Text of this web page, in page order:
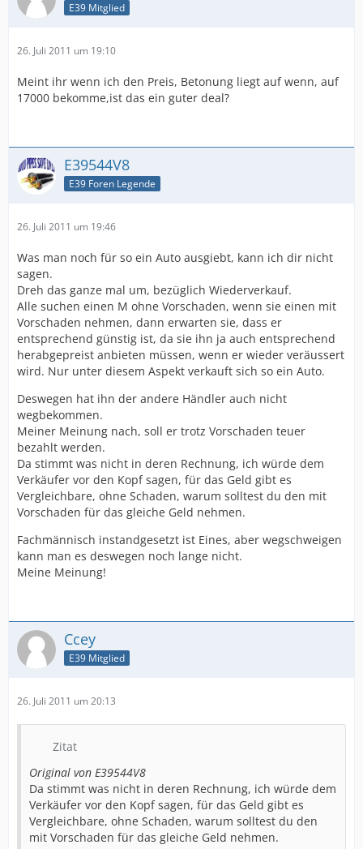
E39 Mitglied
26. Juli 2011 um 19:10
Meint ihr wenn ich den Preis, Betonung liegt auf wenn, auf
17000 bekomme,ist das ein guter deal?
E39544V8
E39 Foren Legende
26. Juli 2011 um 19:46
Was man noch für so ein Auto ausgiebt, kann ich dir nicht
sagen.
Dreh das ganze mal um, bezüglich Wiederverkauf.
Alle suchen einen M ohne Vorschaden, wenn sie einen mit
Vorschaden nehmen, dann erwarten sie, dass er
entsprechend günstig ist, da sie ihn ja auch entsprechend
herabgepreist anbieten müssen, wenn er wieder veräussert
wird. Nur unter diesem Aspekt verkauft sich so ein Auto.
Deswegen hat ihn der andere Händler auch nicht
wegbekommen.
Meiner Meinung nach, soll er trotz Vorschaden teuer
bezahlt werden.
Da stimmt was nicht in deren Rechnung, ich würde dem
Verkäufer vor den Kopf sagen, für das Geld gibt es
Vergleichbare, ohne Schaden, warum solltest du den mit
Vorschaden für das gleiche Geld nehmen.
Fachmännisch instandgesetzt ist Eines, aber wegschweigen
kann man es deswegen noch lange nicht.
Meine Meinung!
Ccey
E39 Mitglied
26. Juli 2011 um 20:13
Zitat
Original von E39544V8
Da stimmt was nicht in deren Rechnung, ich würde dem
Verkäufer vor den Kopf sagen, für das Geld gibt es
Vergleichbare, ohne Schaden, warum solltest du den
mit Vorschaden für das gleiche Geld nehmen.